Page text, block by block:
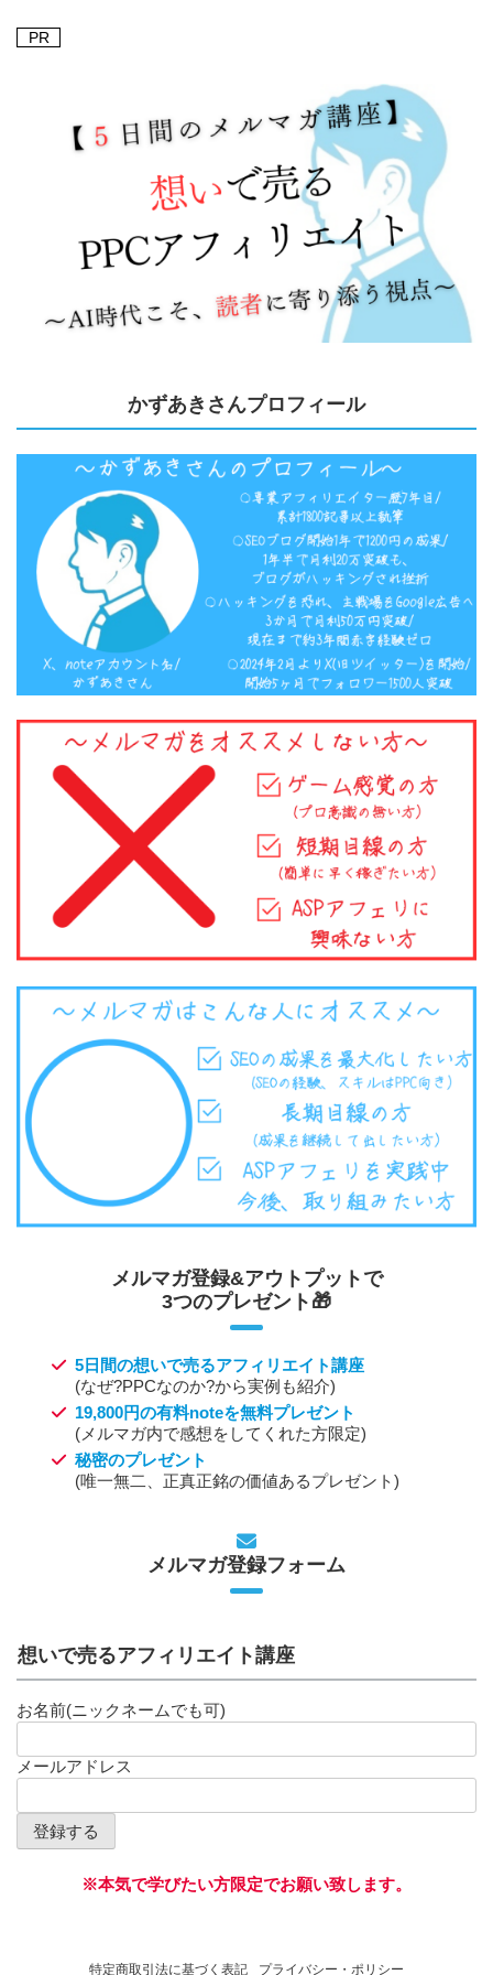
PR
かずあきさんプロフィール
メルマガ登録&アウトプットで
3つのプレゼント🎁
5日間の想いで売るアフィリエイト講座
(なぜ?PPCなのか?から実例も紹介)
19,800円の有料noteを無料プレゼント
(メルマガ内で感想をしてくれた方限定)
秘密のプレゼント
(唯一無二、正真正銘の価値あるプレゼント)
メルマガ登録フォーム
想いで売るアフィリエイト講座
お名前(ニックネームでも可)
メールアドレス
※本気で学びたい方限定でお願い致します。
特定商取引法に基づく表記 プライバシー・ポリシー